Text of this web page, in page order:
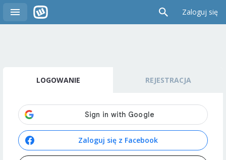
Zaloguj się
LOGOWANIE REJESTRACJA
Zaloguj się z Facebook